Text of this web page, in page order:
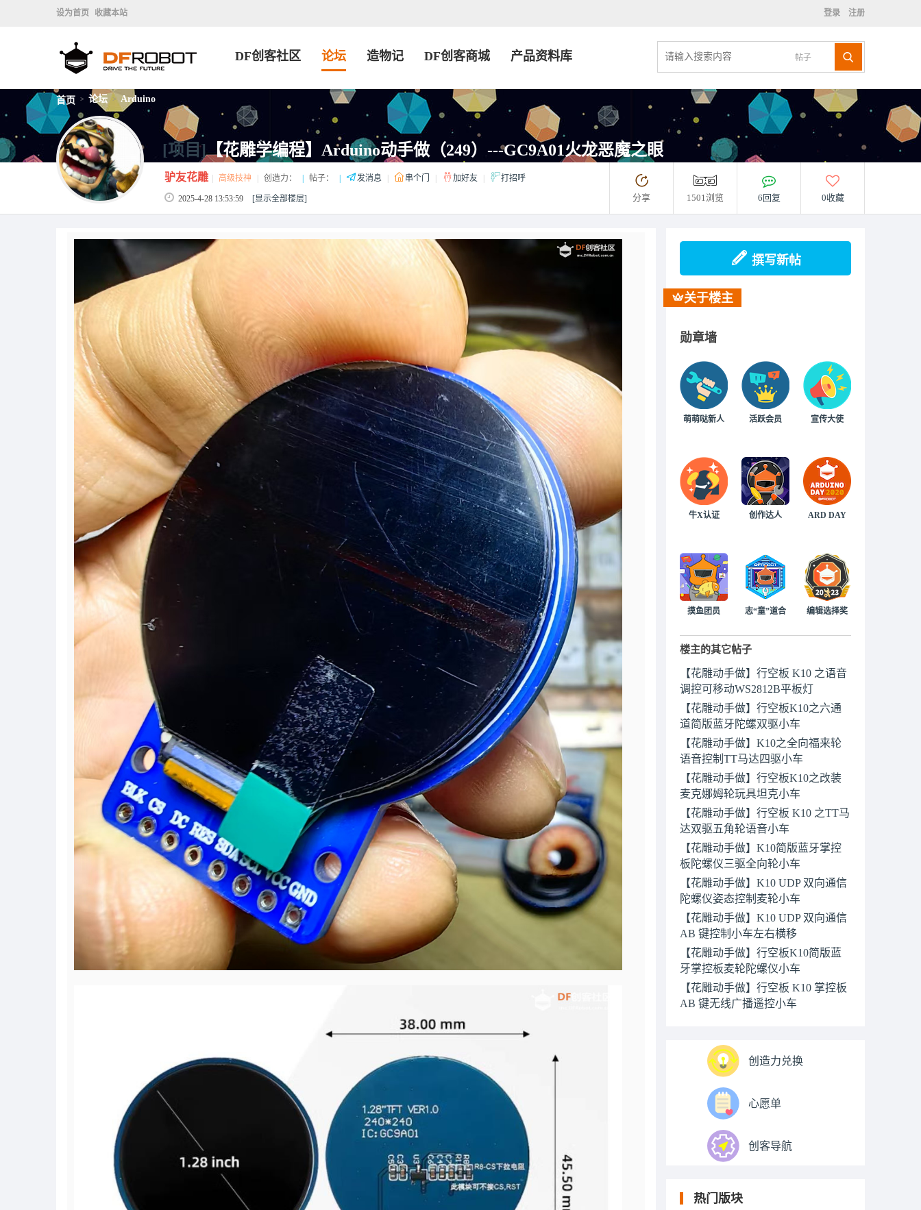
设为首页 收藏本站 登录 注册
帖子
DF创客社区 论坛 造物记 DF创客商城 产品资料库
首页 > 论坛 > Arduino
[项目]【花雕学编程】Arduino动手做（249）---GC9A01火龙恶魔之眼
驴友花雕 高级技神 创造力： 帖子： 发消息 串个门 加好友 打招呼
2025-4-28 13:53:59 [显示全部楼层] 分享 1501浏览 6回复 0收藏
撰写新帖
关于楼主
勋章墙
萌萌哒新人 活跃会员 宣传大使
牛X认证 创作达人 ARD DAY
摸鱼团员 志“童”道合 编辑选择奖
楼主的其它帖子
【花雕动手做】行空板 K10 之语音
调控可移动WS2812B平板灯
【花雕动手做】行空板K10之六通
道简版蓝牙陀螺双驱小车
【花雕动手做】K10之全向福来轮
语音控制TT马达四驱小车
【花雕动手做】行空板K10之改装
麦克娜姆轮玩具坦克小车
【花雕动手做】行空板 K10 之TT马
达双驱五角轮语音小车
【花雕动手做】K10简版蓝牙掌控
板陀螺仪三驱全向轮小车
【花雕动手做】K10 UDP 双向通信
陀螺仪姿态控制麦轮小车
【花雕动手做】K10 UDP 双向通信
AB 键控制小车左右横移
【花雕动手做】行空板K10简版蓝
牙掌控板麦轮陀螺仪小车
【花雕动手做】行空板 K10 掌控板
AB 键无线广播遥控小车
创造力兑换
心愿单
创客导航
热门版块